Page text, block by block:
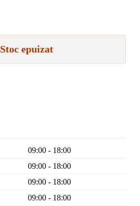
Stoc epuizat
09:00 - 18:00
09:00 - 18:00
09:00 - 18:00
09:00 - 18:00